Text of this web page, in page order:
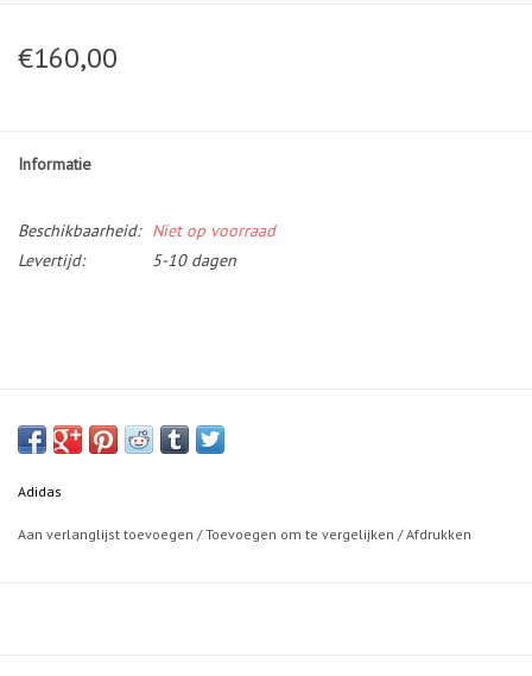
€160,00
Informatie
Beschikbaarheid:
Niet op voorraad
Levertijd:
5-10 dagen
Adidas
Aan verlanglijst toevoegen /Toevoegen om te vergelijken /Afdrukken